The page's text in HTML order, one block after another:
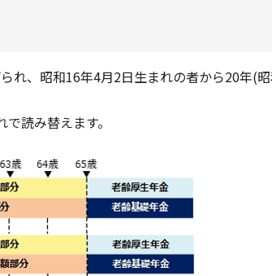
れ、昭和16年4月2日生まれの者から20年(
読み替えます。